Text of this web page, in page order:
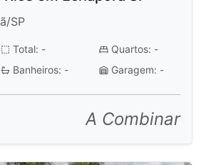
SP
Total: -
Quartos: -
Banheiros: - Garagem: -
A Combinar